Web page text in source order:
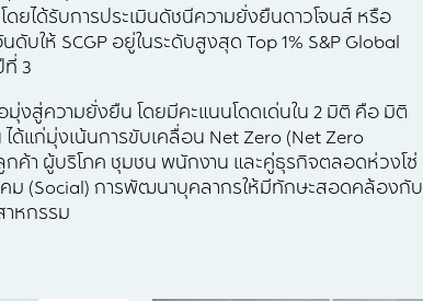
ยได้รับการประเมินดัชนีความยั่งยืนดาวโจนส์ หรือ
บให้ SCGP อยู่ในระดับสูงสุด Top 1% S&P Global
ที่ 3
งสู่ความยั่งยืน โดยมีคะแนนโดดเด่นใน 2 มิติ คือ มิติ
แก่มุ่งเน้นการขับเคลื่อน Net Zero (Net Zero
กค้า ผู้บริโภค ชุมชน พนักงาน และคู่ธุรกิจตลอดห่วงโซ่
คม (Social) การพัฒนาบุคลากรให้มีทักษะสอดคล้องกับ
าหกรรม